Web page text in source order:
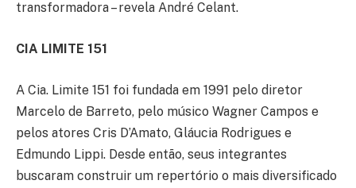
transformadora – revela André Celant.
CIA LIMITE 151
A Cia. Limite 151 foi fundada em 1991 pelo diretor
Marcelo de Barreto, pelo músico Wagner Campos e
pelos atores Cris D’Amato, Gláucia Rodrigues e
Edmundo Lippi. Desde então, seus integrantes
buscaram construir um repertório o mais diversificado